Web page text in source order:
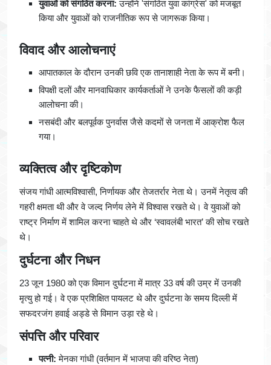
युवाओं को संगठित करना: उन्होंने 'संगठित युवा कांग्रेस' को मजबूत
किया और युवाओं को राजनीतिक रूप से जागरूक किया।
विवाद और आलोचनाएं
आपातकाल के दौरान उनकी छवि एक तानाशाही नेता के रूप में बनी।
विपक्षी दलों और मानवाधिकार कार्यकर्ताओं ने उनके फैसलों की कड़ी
आलोचना की।
नसबंदी और बलपूर्वक पुनर्वास जैसे कदमों से जनता में आक्रोश फैल
गया।
व्यक्तित्व और दृष्टिकोण
संजय गांधी आत्मविश्वासी, निर्णायक और तेजतर्रार नेता थे। उनमें नेतृत्व की
गहरी क्षमता थी और वे जल्द निर्णय लेने में विश्वास रखते थे। वे युवाओं को
राष्ट्र निर्माण में शामिल करना चाहते थे और ‘स्वावलंबी भारत’ की सोच रखते
थे।
दुर्घटना और निधन
23 जून 1980 को एक विमान दुर्घटना में मात्र 33 वर्ष की उम्र में उनकी
मृत्यु हो गई। वे एक प्रशिक्षित पायलट थे और दुर्घटना के समय दिल्ली में
सफदरजंग हवाई अड्डे से विमान उड़ा रहे थे।
संपत्ति और परिवार
पत्नी: मेनका गांधी (वर्तमान में भाजपा की वरिष्ठ नेता)